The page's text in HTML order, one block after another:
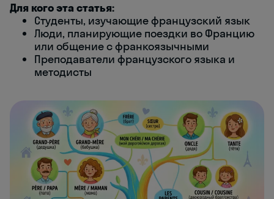
Для кого эта статья:
Студенты, изучающие французский язык
Люди, планирующие поездки во Францию
или общение с франкоязычными
Преподаватели французского языка и
методисты